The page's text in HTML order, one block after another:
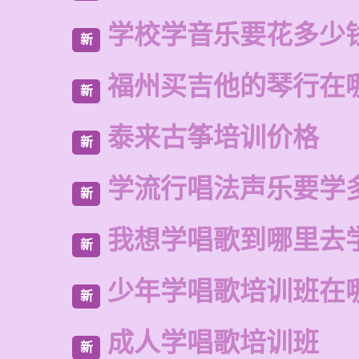
新 学校学音乐要花多少
新 福州买吉他的琴行在
新 泰来古筝培训价格
新 学流行唱法声乐要学
新 我想学唱歌到哪里去
新 少年学唱歌培训班在
新 成人学唱歌培训班